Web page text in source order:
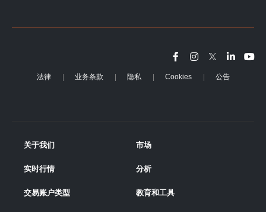
法律 业务条款 隐私 Cookies 公告
关于我们 市场
实时行情 分析
交易账户类型 教育和工具